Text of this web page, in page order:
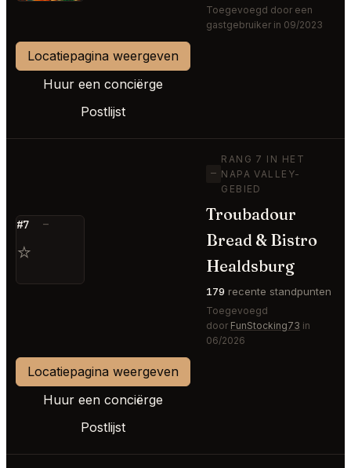
Toegevoegd door een
gastgebruiker in 09/2023
Locatiepagina weergeven
Huur een conciërge
Postlijst
#7 —
⭐
—
RANG 7 IN HET
NAPA VALLEY-
GEBIED
Troubadour
Bread & Bistro
Healdsburg
179 recente standpunten
Toegevoegd
door FunStocking73 in
06/2026
Locatiepagina weergeven
Huur een conciërge
Postlijst